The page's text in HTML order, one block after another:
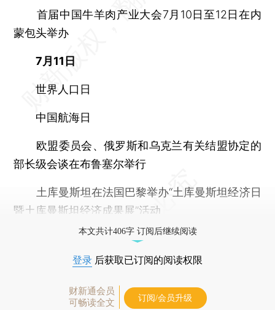
首届中国牛羊肉产业大会7月10日至12日在内
蒙包头举办
7月11日
世界人口日
中国航海日
欧盟委员会、俄罗斯和乌克兰有关结盟协定的
部长级会谈在布鲁塞尔举行
土库曼斯坦在法国巴黎举办“土库曼斯坦经济日
暨土库曼斯坦经济成果展”活动
本文共计406字 订阅后继续阅读
登录 后获取已订阅的阅读权限
财新通会员
可畅读全文
订阅/会员升级